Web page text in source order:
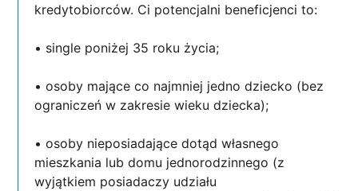
kredytobiorców. Ci potencjalni beneficjenci to:
• single poniżej 35 roku życia;
• osoby mające co najmniej jedno dziecko (bez
ograniczeń w zakresie wieku dziecka);
• osoby nieposiadające dotąd własnego
mieszkania lub domu jednorodzinnego (z
wyjątkiem posiadaczy udziału